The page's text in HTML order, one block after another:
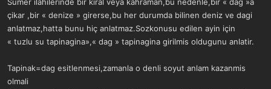
çikar ,bir « denize » girerse,bu her durumda bilinen deniz ve dagi
anlatmaz,hatta bunu hiç anlatmaz.Sozkonusu edilen ayin için
« tuzlu su tapinagina»,« dag » tapinagina girilmis oldugunu anlatir.
Tapinak=dag esitlenmesi,zamanla o denli soyut anlam kazanmis
olmali